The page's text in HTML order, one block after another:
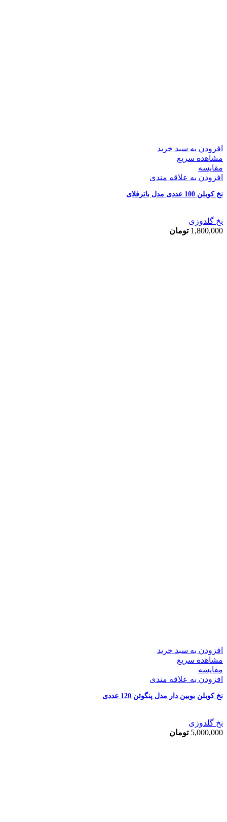
افزودن به سبد خرید
مشاهده سریع
مقایسه
افزودن به علاقه مندی
نخ کوبلن 100 عددی مدل باترفلای
نخ گلدوزی
1,800,000 تومان
افزودن به سبد خرید
مشاهده سریع
مقایسه
افزودن به علاقه مندی
نخ کوبلن بوبین دار مدل پنگوئن 120 عددی
نخ گلدوزی
5,000,000 تومان